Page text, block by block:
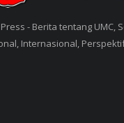
Press - Berita tentang UMC,
Internasional,